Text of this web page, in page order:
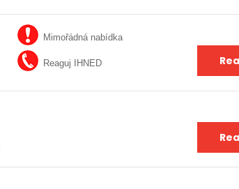
Mimořádná nabídka
Reaguj IHNED